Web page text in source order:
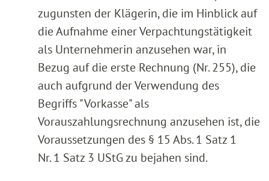
zugunsten der Klägerin, die im Hinblick auf
die Aufnahme einer Verpachtungstätigkeit
als Unternehmerin anzusehen war, in
Bezug auf die erste Rechnung (Nr. 255), die
auch aufgrund der Verwendung des
Begriffs "Vorkasse" als
Vorauszahlungsrechnung anzusehen ist, die
Voraussetzungen des § 15 Abs. 1 Satz 1
Nr. 1 Satz 3 UStG zu bejahen sind.